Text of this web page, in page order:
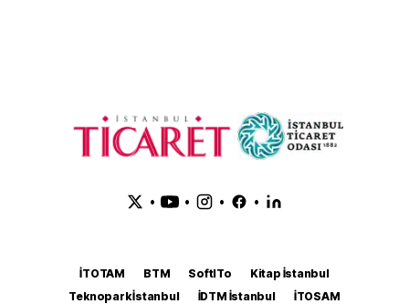
• • • •
İTOTAM BTM SoftITo
Kitap İstanbul
Teknopark İstanbul
İDTM İstanbul
İTOSAM